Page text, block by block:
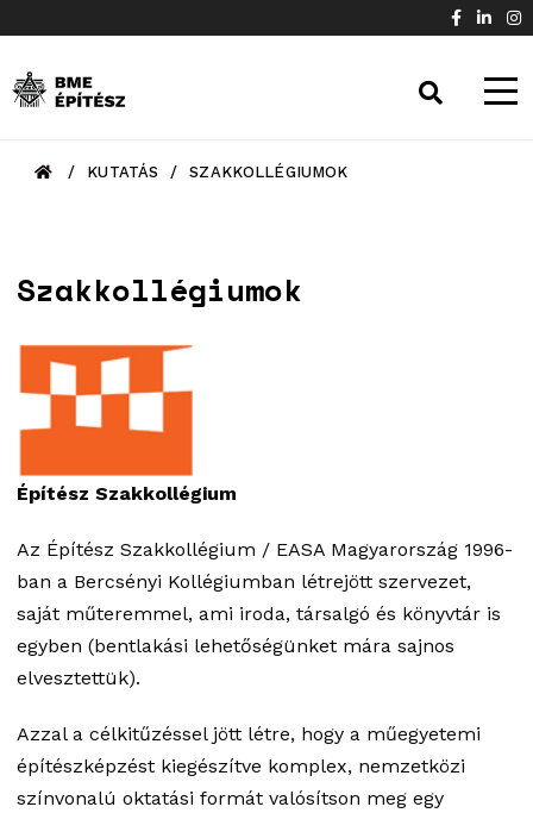
/ KUTATÁS / SZAKKOLLÉGIUMOK
Szakkollégiumok
Építész Szakkollégium
Az Építész Szakkollégium / EASA Magyarország 1996-
ban a Bercsényi Kollégiumban létrejött szervezet,
saját műteremmel, ami iroda, társalgó és könyvtár is
egyben (bentlakási lehetőségünket mára sajnos
elvesztettük).
Azzal a célkitűzéssel jött létre, hogy a műegyetemi
építészképzést kiegészítve komplex, nemzetközi
színvonalú oktatási formát valósítson meg egy